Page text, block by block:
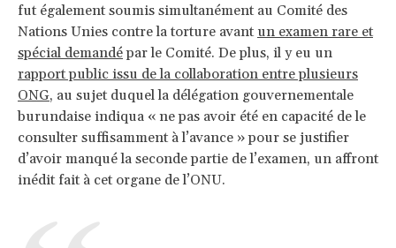
fut également soumis simultanément au Comité des
Nations Unies contre la torture avant un examen rare et
spécial demandépar le Comité. De plus, il y eu un
rapport public issu de la collaboration entre plusieurs
ONG, au sujet duquel la délégation gouvernementale
burundaise indiqua « ne pas avoir été en capacité de le
consulter suffisamment à l’avance » pour se justifier
d’avoir manqué la seconde partie de l’examen, un affront
inédit fait à cet organe de l’ONU.